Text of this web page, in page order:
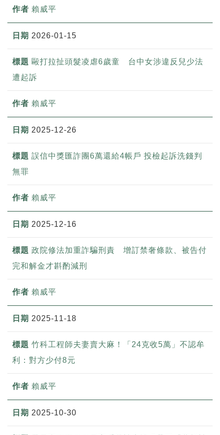
賴威平
2026-01-15
毆打拉扯頭髮凌虐6歲童 台中女涉違反兒少法
遭起訴
賴威平
2025-12-26
誤信中獎匯詐團6萬還給4帳戶 投檢起訴洗錢判
無罪
賴威平
2025-12-16
政院修法加重詐騙刑責 增訂禁奢條款、被告付
完和解金才斟酌減刑
賴威平
2025-11-18
竹科工程師夫妻賣大麻！「24克收5萬」不認牟
利：對方少付8元
賴威平
2025-10-30